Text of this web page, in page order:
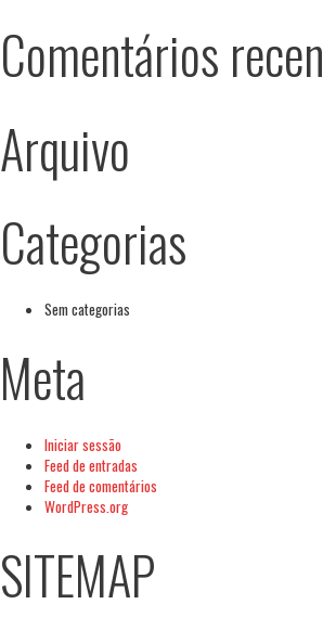
Comentários
Arquivo
Categorias
Sem categorias
Meta
Iniciar sessão
Feed de entradas
Feed de comentários
WordPress.org
SITEMAP